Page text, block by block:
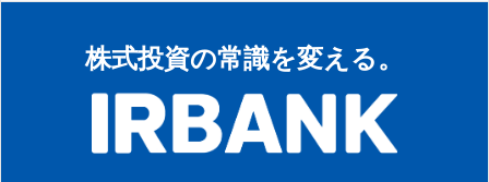
株式投資の常識を変える。